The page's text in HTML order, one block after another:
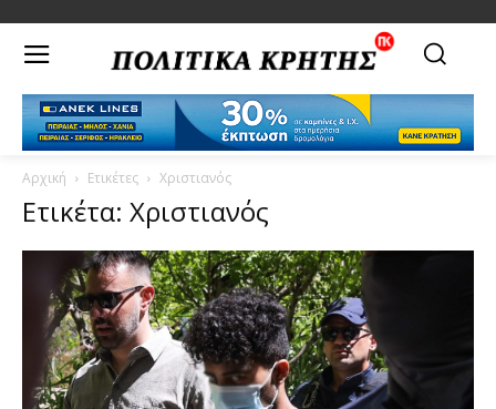
Αρχική Ετικέτες Χριστιανός
Ετικέτα: Χριστιανός